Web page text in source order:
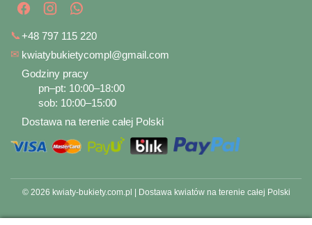
📞+48 797 115 220
✉ kwiatybukietycompl@gmail.com
Godziny pracy
pn–pt: 10:00–18:00
sob: 10:00–15:00
Dostawa na terenie całej Polski
© 2026 kwiaty-bukiety.com.pl | Dostawa kwiatów na terenie całej Polski